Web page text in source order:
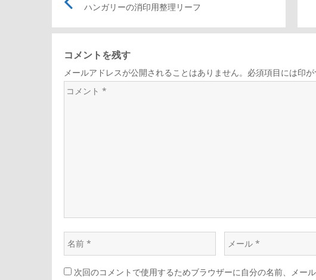
稿
ナ
ビ
ョ
ン
ハンガリーの消印用整理リーフ
記
ン
コメントを残す
メールアドレスが公開されることはありません。必須項目には印
コ
名
前
*
ー
ル
次回のコメントで使用するためブラウザーに自分の名前、メー